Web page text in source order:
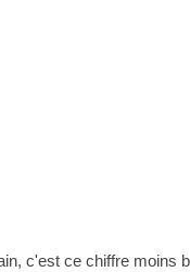
c'est ce chiffre moins